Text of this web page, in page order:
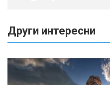
Други интересни